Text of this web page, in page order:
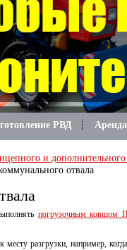
РВД
и
отвала
погрузочным ковшом
разгрузки, например, когда